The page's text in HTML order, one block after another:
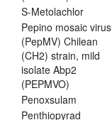
S-Metolachlor
Pepino mosaic virus
(PepMV) Chilean
(CH2) strain, mild
isolate Abp2
(PEPMVO)
Penoxsulam
Penthiopyrad